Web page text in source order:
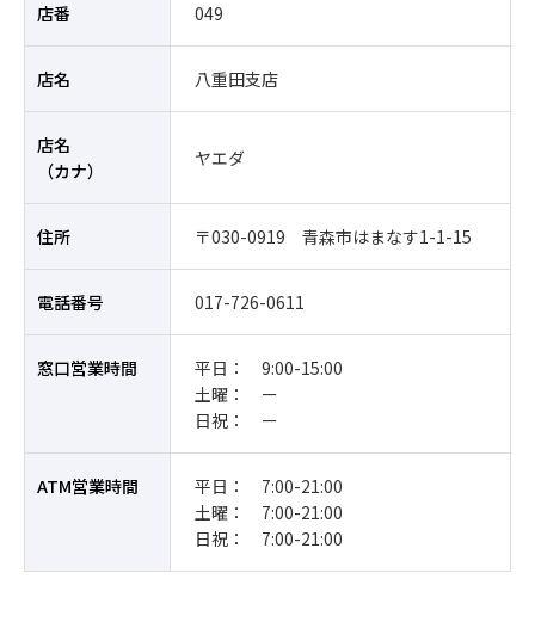
店番 049
店名 八重田支店
店名
（カナ）
ヤエダ
住所 〒030-0919 青森市はまなす1-1-15
電話番号 017-726-0611
窓口営業時間
平日： 9:00-15:00
土曜： ー
日祝： ー
ATM営業時間
平日： 7:00-21:00
土曜： 7:00-21:00
日祝： 7:00-21:00